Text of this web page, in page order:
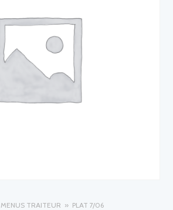
MENUS TRAITEUR PLAT 7/06